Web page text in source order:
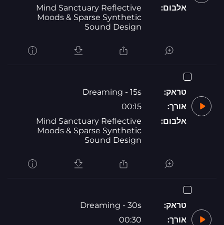
אלבום:
Mind Sanctuary Reflective
Moods & Sparse Synthetic
Sound Design
טראק:
Dreaming - 15s
אורך:
00:15
אלבום:
Mind Sanctuary Reflective
Moods & Sparse Synthetic
Sound Design
טראק:
Dreaming - 30s
אורך:
00:30